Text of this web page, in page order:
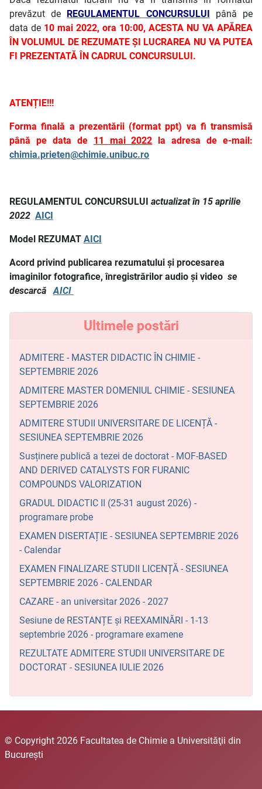
prevăzut de
REGULAMENTUL CONCURSULUI
până pe
data de 10 mai 2022, ora 10:00, ACESTA NU VA APĂREA
ÎN VOLUMUL DE REZUMATE ȘI LUCRAREA NU VA PUTEA
FI PREZENTATĂ ÎN CADRUL CONCURSULUI.
ATENȚIE!!!
Forma finală a prezentării (format ppt) va fi transmisă
până pe data de 11 mai 2022 la adresa de e-mail:
chimia.prieten@chimie.unibuc.ro
REGULAMENTUL CONCURSULUI actualizat în 15 aprilie
2022 AICI
Model REZUMAT AICI
Acord privind publicarea rezumatului și procesarea
imaginilor fotografice, înregistrărilor audio şi video se
descarcăAICI
Ultimele postări
ADMITERE - MASTER DIDACTIC ÎN CHIMIE -
SEPTEMBRIE 2026
ADMITERE MASTER DOMENIUL CHIMIE - SESIUNEA
SEPTEMBRIE 2026
ADMITERE STUDII UNIVERSITARE DE LICENȚĂ -
SESIUNEA SEPTEMBRIE 2026
Susținere publică a tezei de doctorat - MOF-BASED
AND DERIVED CATALYSTS FOR FURANIC
COMPOUNDS VALORIZATION
GRADUL DIDACTIC II (25-31 august 2026) -
programare probe
EXAMEN DISERTAȚIE - SESIUNEA SEPTEMBRIE 2026
- Calendar
EXAMEN FINALIZARE STUDII LICENȚĂ - SESIUNEA
SEPTEMBRIE 2026 - CALENDAR
CAZARE - an universitar 2026 - 2027
Sesiune de RESTANȚE și REEXAMINĂRI - 1-13
septembrie 2026 - programare examene
REZULTATE ADMITERE STUDII UNIVERSITARE DE
DOCTORAT - SESIUNEA IULIE 2026
© Copyright 2026 Facultatea de Chimie a Universităţii din
Bucureşti